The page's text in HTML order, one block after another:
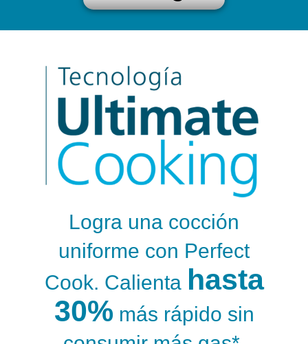
Logra una cocción
uniforme con Perfect
Cook. Calienta hasta
30% más rápido sin